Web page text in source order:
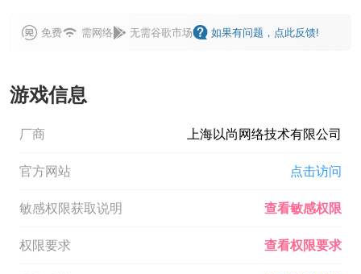
免费 需网络 无需谷歌市场 如果有问题，点此反馈!
游戏信息
厂商 上海以尚网络技术有限公司
官方网站 点击访问
敏感权限获取说明 查看敏感权限
权限要求 查看权限要求